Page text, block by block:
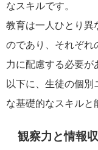
なスキルです。
教育は一人ひとり異
のであり、それぞれ
力に配慮する必要が
以下に、生徒の個
な基礎的なスキルと
観察力と情報